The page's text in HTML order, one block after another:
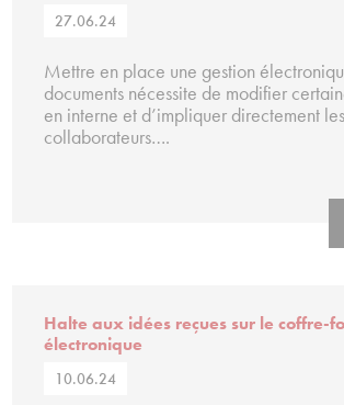
27.06.24
Mettre en place une gestion
documents nécessite de modifier
en interne et d’impliquer directement les
collaborateurs….
Halte aux idées reçues sur le coffre-
électronique
10.06.24